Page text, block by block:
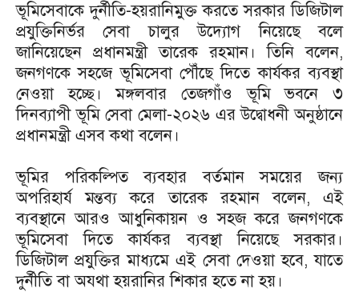
ভূমিসেবাকে দুর্নীতি-হয়রানিমুক্ত করতে সরকার ডিজিটাল
প্রযুক্তিনির্ভর সেবা চালুর উদ্যোগ নিয়েছে বলে
জানিয়েছেন প্রধানমন্ত্রী তারেক রহমান। তিনি বলেন,
জনগণকে সহজে ভূমিসেবা পৌঁছে দিতে কার্যকর ব্যবস্থা
নেওয়া হচ্ছে। মঙ্গলবার তেজগাঁও ভূমি ভবনে ৩
দিনব্যাপী ভূমি সেবা মেলা-২০২৬ এর উদ্বোধনী অনুষ্ঠানে
প্রধানমন্ত্রী এসব কথা বলেন।
ভূমির পরিকল্পিত ব্যবহার বর্তমান সময়ের জন্য
অপরিহার্য মন্তব্য করে তারেক রহমান বলেন, এই
ব্যবস্থানে আরও আধুনিকায়ন ও সহজ করে জনগণকে
ভূমিসেবা দিতে কার্যকর ব্যবস্থা নিয়েছে সরকার।
ডিজিটাল প্রযুক্তির মাধ্যমে এই সেবা দেওয়া হবে, যাতে
দুর্নীতি বা অযথা হয়রানির শিকার হতে না হয়।